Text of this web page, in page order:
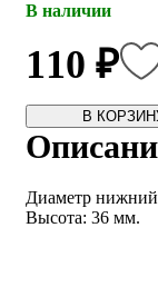
В наличии
110 ₽
В
Диаметр
Высота: 36 мм.